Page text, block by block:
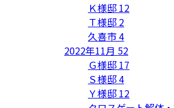
Ｋ様邸 12
Ｔ様邸 2
久喜市4
2022年11月 52
Ｇ様邸 17
Ｓ様邸4
Ｙ様邸 12